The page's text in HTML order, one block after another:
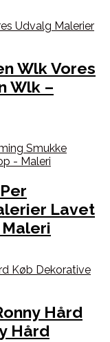
Wlk Vores
Wlk –
Lavet
Maleri
Hård
Hård